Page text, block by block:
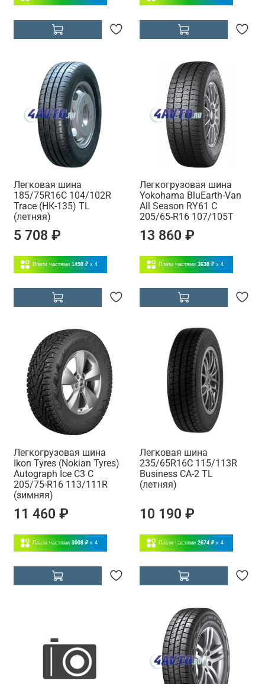
Легковая шина
185/75R16C 104/102R
Trace (НК-135) TL
(летняя)
5 708 ₽
Плати частями 1498 ₽ x 4
Легкогрузовая шина
Yokohama BluEarth-Van
All Season RY61 C
205/65-R16 107/105T
13 860 ₽
Плати частями 3638 ₽ x 4
Легкогрузовая шина
Ikon Tyres (Nokian Tyres)
Autograph Ice C3 C
205/75-R16 113/111R
(зимняя)
11 460 ₽
Плати частями 3008 ₽ x 4
Легковая шина
235/65R16C 115/113R
Business CA-2 TL
(летняя)
10 190 ₽
Плати частями 2674 ₽ x 4